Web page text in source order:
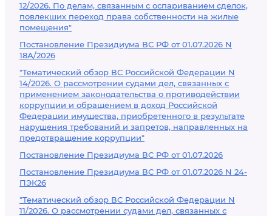
12/2026. По делам, связанным с оспариванием сделок,
повлекших переход права собственности на жилые
помещения"
Постановление Президиума ВС РФ от 01.07.2026 N
18А/2026
"Тематический обзор ВС Российской Федерации N
14/2026. О рассмотрении судами дел, связанных с
применением законодательства о противодействии
коррупции и обращением в доход Российской
Федерации имущества, приобретенного в результате
нарушения требований и запретов, направленных на
предотвращение коррупции"
Постановление Президиума ВС РФ от 01.07.2026
Постановление Президиума ВС РФ от 01.07.2026 N 24-
ПЭК26
"Тематический обзор ВС Российской Федерации N
11/2026. О рассмотрении судами дел, связанных с